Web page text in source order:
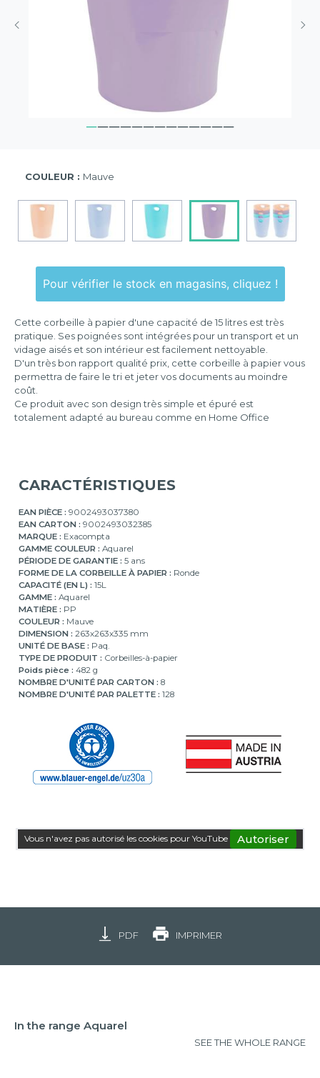
COULEUR : Mauve
Pour vérifier le stock en magasins, cliquez !
Cette corbeille à papier d'une capacité de 15 litres est très
pratique. Ses poignées sont intégrées pour un transport et un
vidage aisés et son intérieur est facilement nettoyable.
D'un très bon rapport qualité prix, cette corbeille à papier vous
permettra de faire le tri et jeter vos documents au moindre
coût.
Ce produit avec son design très simple et épuré est
totalement adapté au bureau comme en Home Office
CARACTÉRISTIQUES
EAN PIÈCE : 9002493037380
EAN CARTON : 9002493032385
MARQUE : Exacompta
GAMME COULEUR : Aquarel
PÉRIODE DE GARANTIE : 5 ans
FORME DE LA CORBEILLE À PAPIER : Ronde
CAPACITÉ (EN L) : 15L
GAMME : Aquarel
MATIÈRE : PP
COULEUR : Mauve
DIMENSION : 263x263x335 mm
UNITÉ DE BASE : Paq.
TYPE DE PRODUIT : Corbeilles-à-papier
Poids pièce : 482 g
NOMBRE D'UNITÉ PAR CARTON : 8
NOMBRE D'UNITÉ PAR PALETTE : 128
Vous n'avez pas autorisé les cookies pour YouTube Autoriser
PDF IMPRIMER
In the range Aquarel
SEE THE WHOLE RANGE